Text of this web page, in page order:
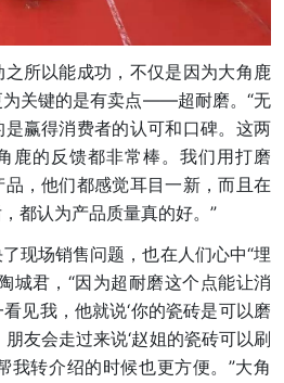
所以能成功，不仅是因为大角鹿
为关键的是有卖点——超耐磨。“无
赢得消费者的认可和口碑。这两
鹿的反馈都非常棒。我们用打磨
，他们都感觉耳目一新，而且在
都认为产品质量真的好。”
场销售问题，也在人们心中“埋
城君，“因为超耐磨这个点能让消
见我，他就说‘你的瓷砖是可以磨
友会走过来说‘赵姐的瓷砖可以刷
我转介绍的时候也更方便。”大角